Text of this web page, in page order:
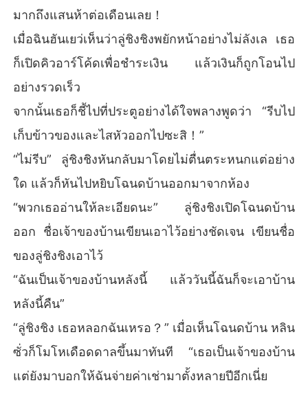
มากถึงแสนห้าต่อเดือนเลย！
เมื่อฉินฮันเยว่เห็นว่าลู่ชิงชิงพยักหน้าอย่างไม่ลังเล เธอ
ก็เปิดคิวอาร์โค้ดเพื่อชำระเงิน แล้วเงินก็ถูกโอนไป
อย่างรวดเร็ว
จากนั้นเธอก็ชี้ไปที่ประตูอย่างได้ใจพลางพูดว่า “รีบไป
เก็บข้าวของและไสหัวออกไปซะสิ！”
“ไม่รีบ” ลู่ชิงชิงหันกลับมาโดยไม่ตื่นตระหนกแต่อย่าง
ใด แล้วก็หันไปหยิบโฉนดบ้านออกมาจากห้อง
“พวกเธออ่านให้ละเอียดนะ” ลู่ชิงชิงเปิดโฉนดบ้าน
ออก ชื่อเจ้าของบ้านเขียนเอาไว้อย่างชัดเจน เขียนชื่อ
ของลู่ชิงชิงเอาไว้
“ฉันเป็นเจ้าของบ้านหลังนี้ แล้ววันนี้ฉันก็จะเอาบ้าน
หลังนี้คืน”
“ลู่ชิงชิง เธอหลอกฉันเหรอ？” เมื่อเห็นโฉนดบ้าน หลิน
ซั่วก็โมโหเดือดดาลขึ้นมาทันที “เธอเป็นเจ้าของบ้าน
แต่ยังมาบอกให้ฉันจ่ายค่าเช่ามาตั้งหลายปีอีกเนี่ย